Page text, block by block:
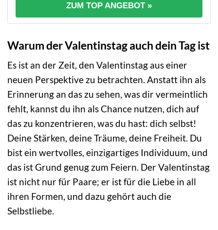
ZUM TOP ANGEBOT »
Warum der Valentinstag auch dein Tag ist
Es ist an der Zeit, den Valentinstag aus einer
neuen Perspektive zu betrachten. Anstatt ihn als
Erinnerung an das zu sehen, was dir vermeintlich
fehlt, kannst du ihn als Chance nutzen, dich auf
das zu konzentrieren, was du hast: dich selbst!
Deine Stärken, deine Träume, deine Freiheit. Du
bist ein wertvolles, einzigartiges Individuum, und
das ist Grund genug zum Feiern. Der Valentinstag
ist nicht nur für Paare; er ist für die Liebe in all
ihren Formen, und dazu gehört auch die
Selbstliebe.